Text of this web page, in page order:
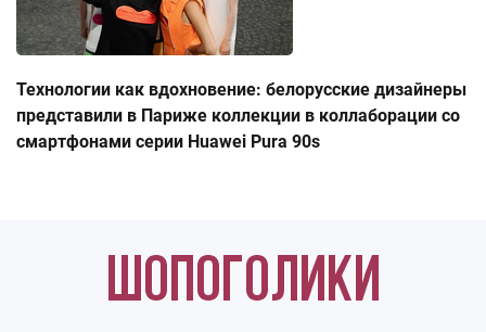
Технологии как вдохновение: белорусские дизайнеры
представили в Париже коллекции в коллаборации со
смартфонами серии Huawei Pura 90s